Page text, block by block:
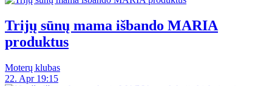
Trijų sūnų mama išbando MARIA
produktus
Moterų klubas
22. Apr 19:15